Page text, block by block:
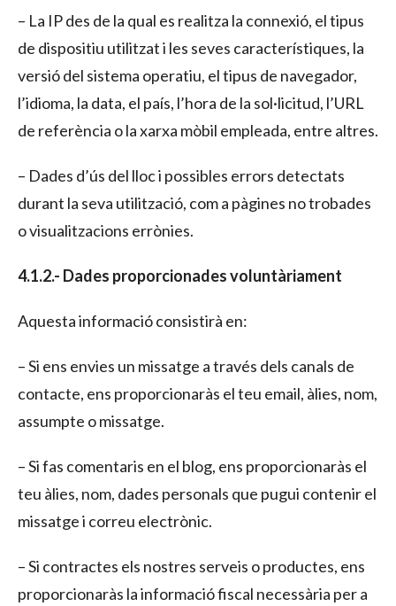
– La IP des de la qual es realitza la connexió, el tipus
de dispositiu utilitzat i les seves característiques, la
versió del sistema operatiu, el tipus de navegador,
l’idioma, la data, el país, l’hora de la sol·licitud, l’URL
de referència o la xarxa mòbil empleada, entre altres.
– Dades d’ús del lloc i possibles errors detectats
durant la seva utilització, com a pàgines no trobades
o visualitzacions errònies.
4.1.2.- Dades proporcionades voluntàriament
Aquesta informació consistirà en:
– Si ens envies un missatge a través dels canals de
contacte, ens proporcionaràs el teu email, àlies, nom,
assumpte o missatge.
– Si fas comentaris en el blog, ens proporcionaràs el
teu àlies, nom, dades personals que pugui contenir el
missatge i correu electrònic.
– Si contractes els nostres serveis o productes, ens
proporcionaràs la informació fiscal necessària per a